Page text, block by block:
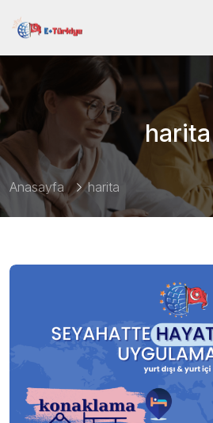
harita
Anasayfa harita